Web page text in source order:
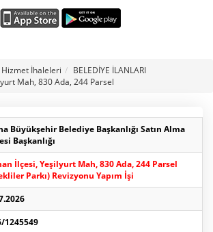
Hizmet İhaleleri
BELEDİYE İLANLARI
Mah, 830 Ada, 244 Parsel
Büyükşehir Belediye Başkanlığı Satın Alma
Başkanlığı
İlçesi, Yeşilyurt Mah, 830 Ada, 244 Parsel
Parkı) Revizyonu Yapım İşi
1245549